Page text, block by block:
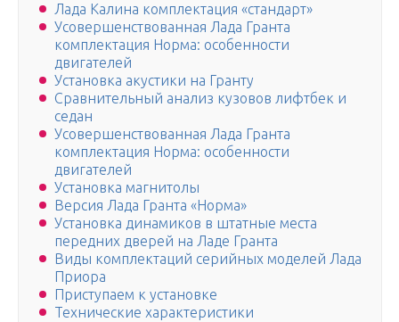
Лада Калина комплектация «стандарт»
Усовершенствованная Лада Гранта
комплектация Норма: особенности
двигателей
Установка акустики на Гранту
Сравнительный анализ кузовов лифтбек и
седан
Усовершенствованная Лада Гранта
комплектация Норма: особенности
двигателей
Установка магнитолы
Версия Лада Гранта «Норма»
Установка динамиков в штатные места
передних дверей на Ладе Гранта
Виды комплектаций серийных моделей Лада
Приора
Приступаем к установке
Технические характеристики